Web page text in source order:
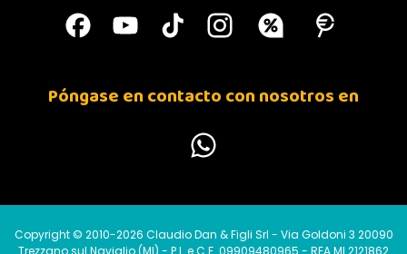
Póngase en contacto con nosotros en
Copyright © 2010-2026 Claudio Dan & Figli Srl - Via Goldoni 3 20090
Trezzano sul Naviglio (MI) - P.I. e C.F. 09909480965 - REA MI 2121862